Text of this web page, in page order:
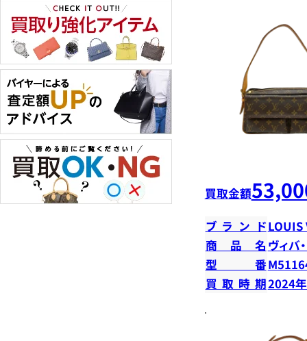
買取金額
ブランドLOUIS
商品名 ヴィバ
型番
買取時期2024